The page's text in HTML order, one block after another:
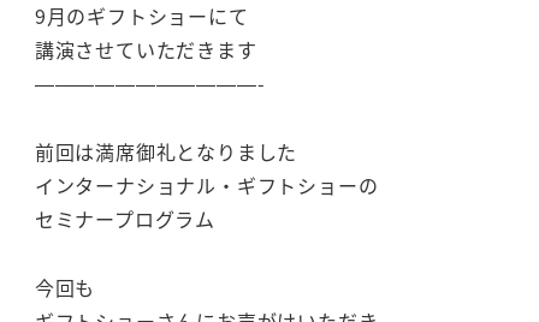
9月のギフトショーにて
講演させていただきます
———————————-
前回は満席御礼となりました
インターナショナル・ギフトショーの
セミナープログラム
今回も